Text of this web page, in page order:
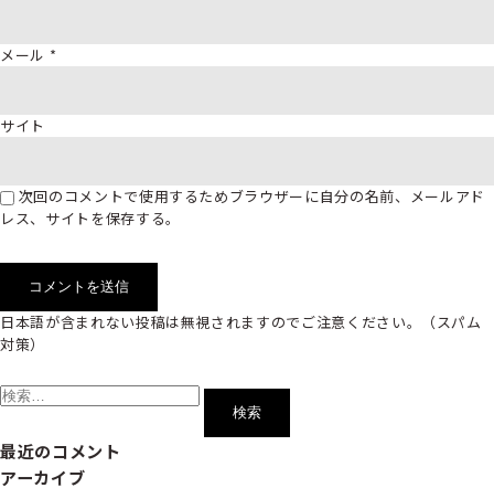
メール *
サイト
次回のコメントで使用するためブラウザーに自分の名前、メールアド
レス、サイトを保存する。
日本語が含まれない投稿は無視されますのでご注意ください。（スパム
対策）
索:
最近のコメント
アーカイブ